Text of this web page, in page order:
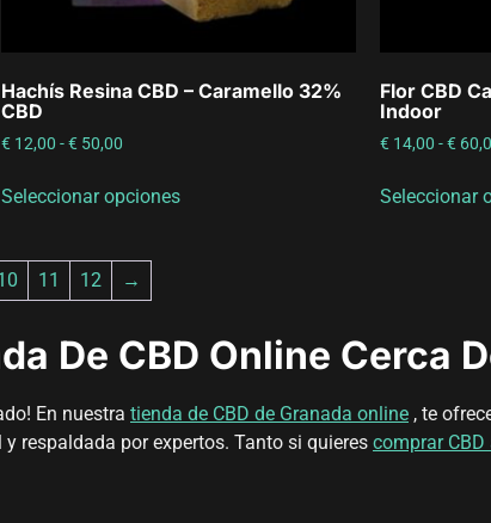
Hachís Resina CBD – Caramello 32%
CBD
€ 12,00 -€ 50,00
Seleccionar opciones
Flor CBD
Indoor
€ 14,00 -€
Seleccionar
11 12 →
De CBD Online Cerca
En nuestra tienda de CBD de Granada online , te
respaldada por expertos. Tanto si quieres comprar